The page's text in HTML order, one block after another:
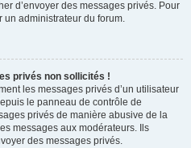
d’envoyer des messages privés. Pour
un administrateur du forum.
privés non sollicités !
les messages privés d’un utilisateur
le panneau de contrôle de
privés de manière abusive de la
messages aux modérateurs. Ils
des messages privés.